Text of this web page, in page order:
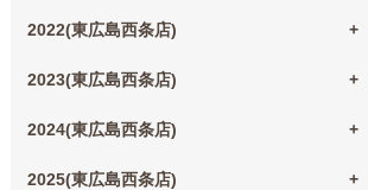
2022(東広島西条店)
2023(東広島西条店)
2024(東広島西条店)
2025(東広島西条店)